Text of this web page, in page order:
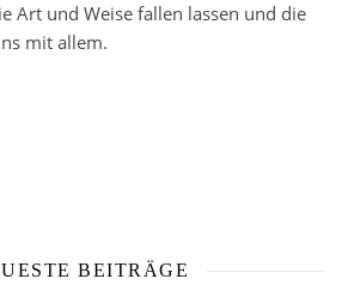
Art und Weise fallen lassen und die
mit allem.
BEITRÄGE